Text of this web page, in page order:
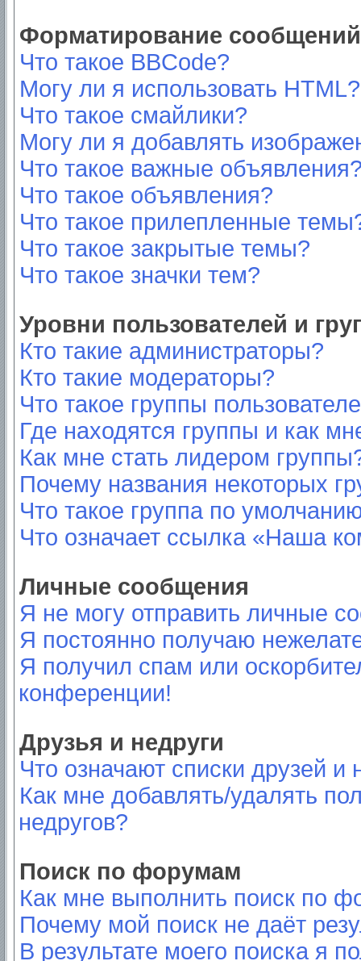
Форматирование
Что такое BBCode?
Могу ли я использовать HTML?
Что такое смайлики?
Могу ли я добавлять
Что такое важные
Что такое объявления?
Что такое прилепленные
Что такое закрытые темы?
Что такое значки тем?
Уровни пользователей и
Кто такие администраторы?
Кто такие модераторы?
Что такое группы
Где находятся группы и как
Как мне стать лидером
Почему названия некоторых
Что такое группа по
Что означает ссылка «Наша
Личные сообщения
Я не могу отправить личные
Я постоянно получаю
Я получил спам или
конференции!
Друзья и недруги
Что означают списки друзей и
Как мне добавлять/удалять
недругов?
Поиск по форумам
Как мне выполнить поиск по
Почему мой поиск не даёт
В результате моего поиска я